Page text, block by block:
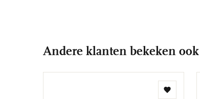
Andere klanten bekeken ook
Toevoegen